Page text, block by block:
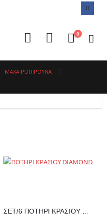
0
ΜΑΧΑΙΡΟΠΊΡΟΥΝΑ